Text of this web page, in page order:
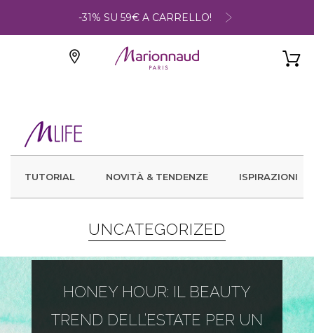
-31% SU 59€ A CARRELLO!
TUTORIAL NOVITÀ & TENDENZE ISPIRAZIONI
UNCATEGORIZED
HONEY HOUR: IL BEAUTY
TREND DELL’ESTATE PER UN